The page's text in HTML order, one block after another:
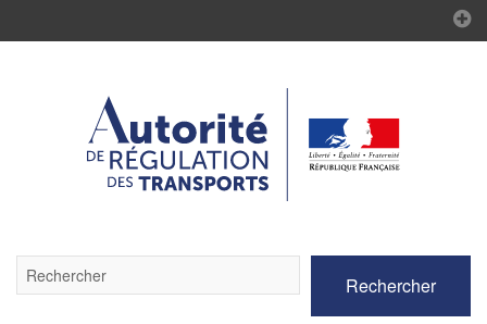
par
Rechercher